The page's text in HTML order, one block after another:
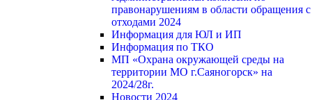
правонарушениям в области обращения с
отходами 2024
Информация для ЮЛ и ИП
Информация по ТКО
МП «Охрана окружающей среды на
территории МО г.Саяногорск» на
2024/28г.
Новости 2024